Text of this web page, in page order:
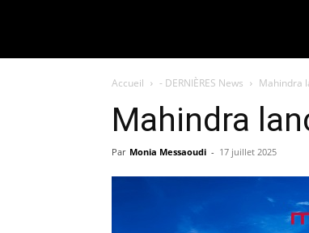
Accueil - DERNIÈRES News Mahindra
Mahindra
Par Monia Messaoudi - 17 juillet 2025